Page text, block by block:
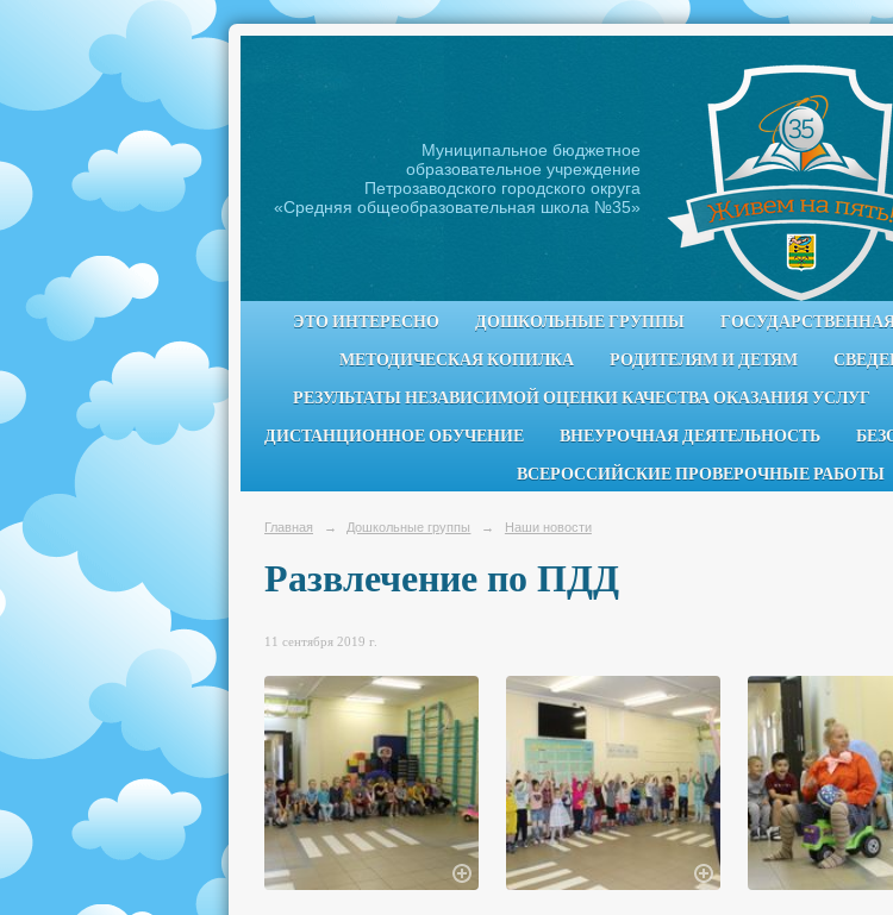
Муниципальное бюджетное
образовательное учреждение
Петрозаводского городского округа
«Средняя общеобразовательная школа №35»
ЭТО ИНТЕРЕСНО ДОШКОЛЬНЫЕ ГРУППЫ
МЕТОДИЧЕСКАЯ КОПИЛКА
РОДИТЕЛЯМ И ДЕТЯМ
РЕЗУЛЬТАТЫ НЕЗАВИСИМОЙ ОЦЕНКИ КАЧЕСТВА ОКАЗАНИЯ УСЛУГ
ДИСТАНЦИОННОЕ ОБУЧЕНИЕ
ВНЕУРОЧНАЯ ДЕЯТЕЛЬНОСТЬ
ВСЕРОССИЙСКИЕ ПРОВЕРОЧНЫЕ РАБОТЫ
Главная → Дошкольные группы → Наши новости
Развлечение по ПДД
11 сентября 2019 г.